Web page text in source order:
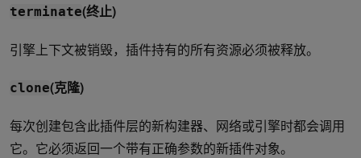
terminate(终止)
引擎上下文被销毁，插件持有的所有资源必须被释放。
clone(克隆)
每次创建包含此插件层的新构建器、网络或引擎时都会调用
它。它必须返回一个带有正确参数的新插件对象。